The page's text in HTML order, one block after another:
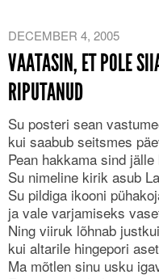
DECEMBER 4, 2005
VAATASIN, ET POLE
RIPUTANUD
Su posteri sean
kui saabub seitsmes
Pean hakkama sind
Su nimeline kirik asub
Su pildiga ikooni
ja vale varjamiseks
Ning viiruk lõhnab
kui altarile hingepori
Ma mõtlen sinu usku